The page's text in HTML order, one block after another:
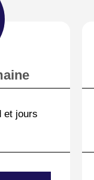
et jours